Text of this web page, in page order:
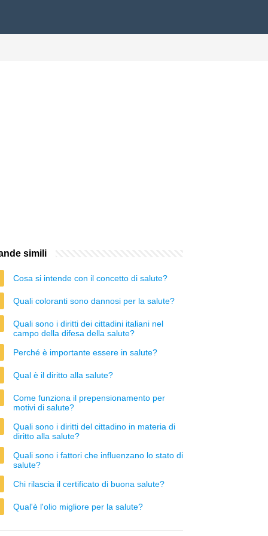
simili
Cosa si intende con il concetto di salute?
Quali coloranti sono dannosi per la salute?
Quali sono i diritti dei cittadini italiani nel
campo della difesa della salute?
Perché è importante essere in salute?
Qual è il diritto alla salute?
Come funziona il prepensionamento per
motivi di salute?
Quali sono i diritti del cittadino in materia di
diritto alla salute?
Quali sono i fattori che influenzano lo stato di
salute?
Chi rilascia il certificato di buona salute?
Qual'è l'olio migliore per la salute?